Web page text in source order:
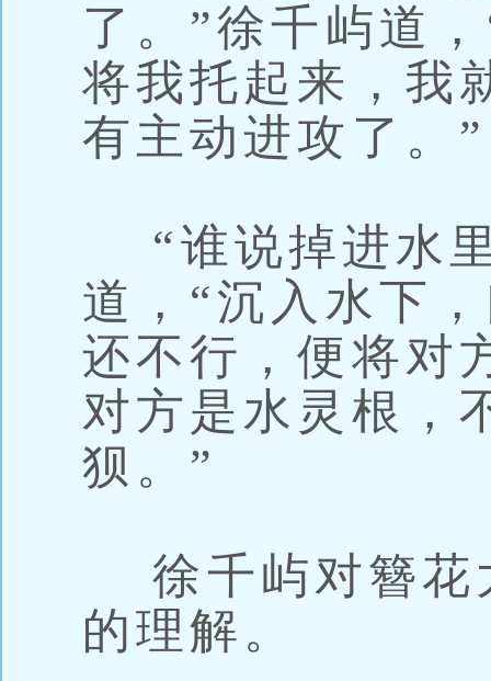
了。”徐千屿道
将我托起来，我
有主动进攻了。”
“谁说掉进水
道，“沉入水下
还不行，便将对
对方是水灵根，
狈。”
徐千屿对簪花
的理解。